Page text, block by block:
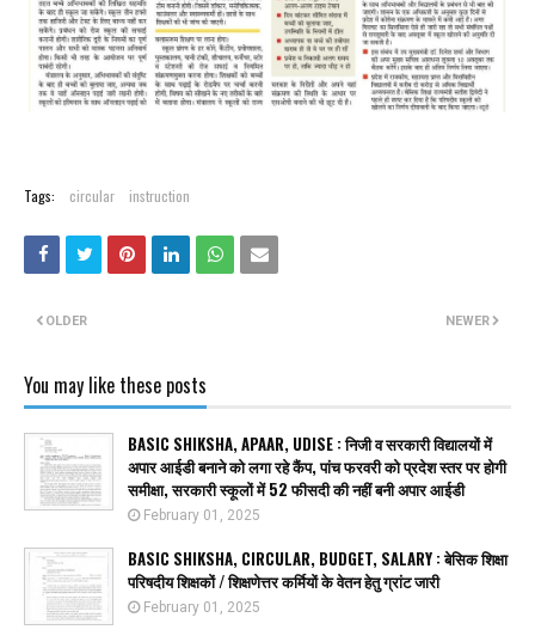
Tags: circular instruction
NEWER
OLDER
You may like these posts
BASIC SHIKSHA, APAAR, UDISE : निजी व सरकारी विद्यालयों में
अपार आईडी बनाने को लगा रहे कैंप, पांच फरवरी को प्रदेश स्तर पर होगी
समीक्षा, सरकारी स्कूलों में 52 फीसदी की नहीं बनी अपार आईडी
February 01, 2025
BASIC SHIKSHA, CIRCULAR, BUDGET, SALARY : बेसिक शिक्षा
परिषदीय शिक्षकों / शिक्षणेत्तर कर्मियों के वेतन हेतु ग्रांट जारी
February 01, 2025